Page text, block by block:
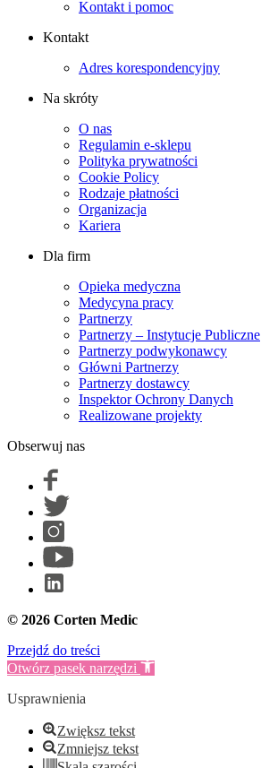
Kontakt i pomoc
Kontakt
Adres korespondencyjny
Na skróty
O nas
Regulamin e-sklepu
Polityka prywatności
Cookie Policy
Rodzaje płatności
Organizacja
Kariera
Dla firm
Opieka medyczna
Medycyna pracy
Partnerzy
Partnerzy – Instytucje Publiczne
Partnerzy podwykonawcy
Główni Partnerzy
Partnerzy dostawcy
Inspektor Ochrony Danych
Realizowane projekty
Obserwuj nas
© 2026 Corten Medic
Przejdź do treści
Otwórz pasek narzędzi
Usprawnienia
Zwiększ tekst
Zmniejsz tekst